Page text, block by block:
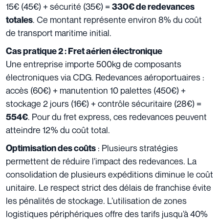
15€ (45€) + sécurité (35€) =330€ de redevances
totales. Ce montant représente environ 8% du coût
de transport maritime initial.
Cas pratique 2 : Fret aérien électronique
Une entreprise importe 500kg de composants
électroniques via CDG. Redevances aéroportuaires :
accès (60€) + manutention 10 palettes (450€) +
stockage 2 jours (16€) + contrôle sécuritaire (28€) =
554€. Pour du fret express, ces redevances peuvent
atteindre 12% du coût total.
Optimisation des coûts : Plusieurs stratégies
permettent de réduire l’impact des redevances. La
consolidation de plusieurs expéditions diminue le coût
unitaire. Le respect strict des délais de franchise évite
les pénalités de stockage. L’utilisation de zones
logistiques périphériques offre des tarifs jusqu’à 40%